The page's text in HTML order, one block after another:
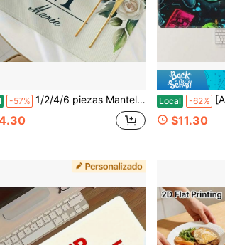
-57% 1/2/4/6 piezas Manteles individuales personalizados con diseño floral y nombre, diseño personalizado, resistente al calor, adecuado para cocina, hogar y uso en fiestas para cumpleaños, Acción de Gracias, Navidad, Halloween, boda, regalos de Año Nuevo Local -62% [Artículo personalizado]
$11.30